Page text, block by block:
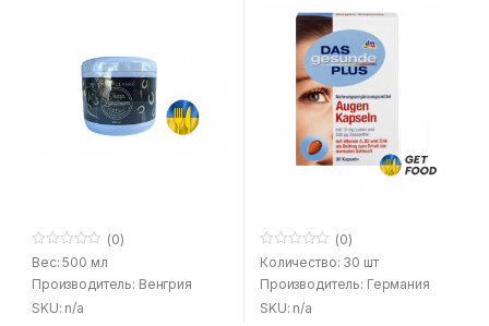
0
o
u
o
(0)
Вес: 500 мл
Производитель: Венгрия
SKU: n/a
0
o
u
o
(0)
Количество: 30 шт
Производитель: Германия
SKU: n/a